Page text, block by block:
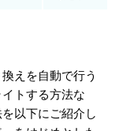
えを自動で行う
トする方法な
以下にご紹介し